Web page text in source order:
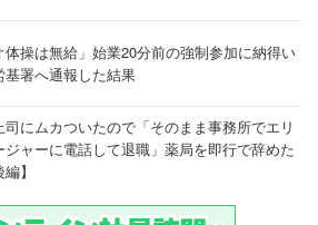
体操は無給」始業20分前の強制参加に納得い
基署へ通報した結果
司にムカついたので「そのまま事務所でエリ
ジャーに電話して退職」薬局を即行で辞めた
】